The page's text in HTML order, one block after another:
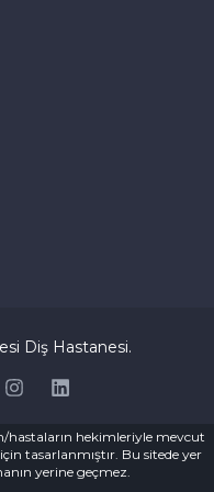
dokularda
belirtileri
edilip tedavi
değil,
diş etlerine
diş eti
Diş Hastanesi.
hastaların hekimleriyle mevcut
tasarlanmıştır. Bu sitede yer
yerine geçmez.